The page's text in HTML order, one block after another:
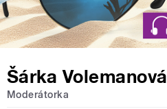
Šárka Volemanová
Moderátorka